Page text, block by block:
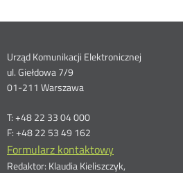
Dane
kontaktowe
Urząd Komunikacji Elektronicznej
ul. Giełdowa 7/9
01-211 Warszawa
T: +48 22 33 04 000
F: +48 22 53 49 162
Formularz kontaktowy
Redaktor: Klaudia Kieliszczyk,